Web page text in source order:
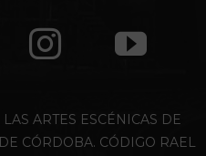
ARTES ESCÉNICAS DE
CÓRDOBA. CÓDIGO RAEL